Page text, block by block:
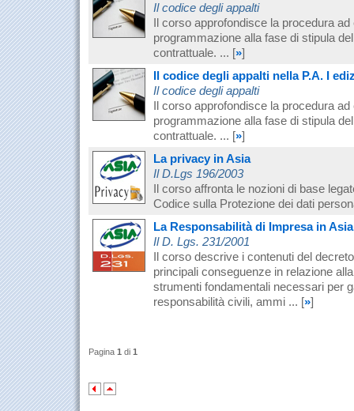
Il codice degli appalti
Il corso approfondisce la procedura
programmazione alla fase di stipula
contrattuale. ... [»]
Il codice degli appalti nella P.A. I
Il codice degli appalti
Il corso approfondisce la procedura
programmazione alla fase di stipula
contrattuale. ... [»]
La privacy in Asia
Il D.Lgs 196/2003
Il corso affronta le nozioni di base
Codice sulla Protezione dei dati
La Responsabilità di Impresa in Asia
Il D. Lgs. 231/2001
Il corso descrive i contenuti del
principali conseguenze in relazione
strumenti fondamentali necessari per
responsabilità civili, ammi ... [»]
Pagina 1 di 1